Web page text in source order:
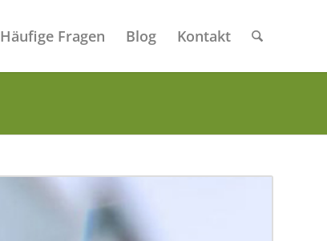
Häufige Fragen Blog Kontakt